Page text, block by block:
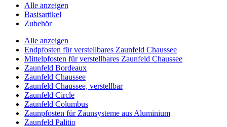
Alle anzeigen
Basisartikel
Zubehör
Alle anzeigen
Endpfosten für verstellbares Zaunfeld Chaussee
Mittelpfosten für verstellbares Zaunfeld Chaussee
Zaunfeld Bordeaux
Zaunfeld Chaussee
Zaunfeld Chaussee, verstellbar
Zaunfeld Circle
Zaunfeld Columbus
Zaunpfosten für Zaunsysteme aus Aluminium
Zaunfeld Palitio